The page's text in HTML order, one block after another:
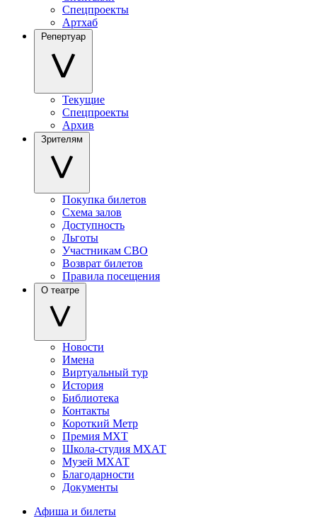
Спецпроекты
Артхаб
Репертуар
Текущие
Спецпроекты
Архив
Зрителям
Покупка билетов
Схема залов
Доступность
Льготы
Участникам СВО
Возврат билетов
Правила посещения
О театре
Новости
Имена
Виртуальный тур
История
Библиотека
Контакты
Короткий Метр
Премия МХТ
Школа-студия МХАТ
Музей МХАТ
Благодарности
Документы
Афиша и билеты